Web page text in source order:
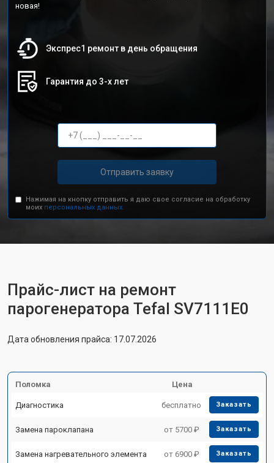
новая!
Экспрес1 ремонт в день обращения
Гарантия до 3-х лет
Отправить заявку
Нажимая на кнопку отправить я даю свое согласие на обработку
моих персональных данных.
Прайс-лист на ремонт
парогенератора Tefal SV7111E0
Дата обновления прайса: 17.07.2026
Поломка Цена
Диагностика бесплатно Заказать
Замена пароклапана от 5700 ₽ Заказать
Замена нагревательного элемента от 6900 ₽ Заказать